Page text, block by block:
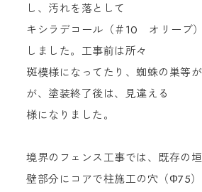
し、汚れを落として
キシラデコール（＃10 オリーブ
しました。工事前は所々
斑模様になってたり、蜘蛛の巣等
が、塗装終了後は、見違える
様になりました。
境界のフェンス工事では、既存の
壁部分にコアで柱施工の穴（Φ75）